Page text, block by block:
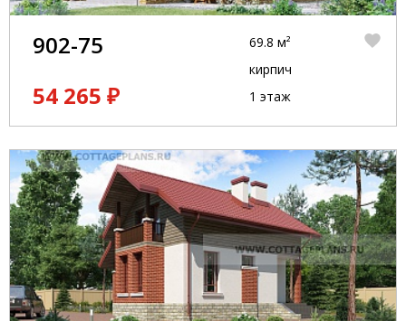
902-75
54 265 ₽
69.8 м²
кирпич
1 этаж